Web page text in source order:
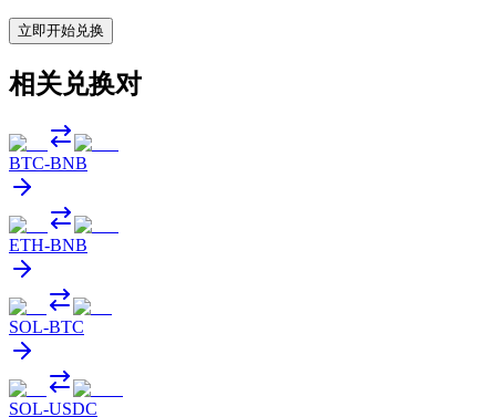
立即开始兑换
相关兑换对
BTC-BNB
ETH-BNB
SOL-BTC
SOL-USDC